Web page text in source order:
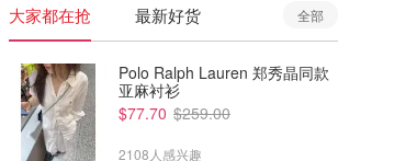
大家都在抢 最新好货 全部
Polo Ralph Lauren 郑秀晶同款
亚麻衬衫
$77.70 $259.00
2108人感兴趣